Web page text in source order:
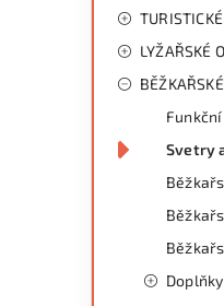
LYŽAŘSKÉ
Svetry
Doplňky